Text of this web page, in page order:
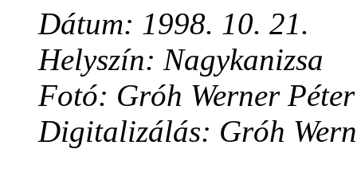
Dátum: 1998. 10. 21.
Helyszín: Nagykanizsa
Fotó: Gróh Werner Péter
Digitalizálás: Gróh